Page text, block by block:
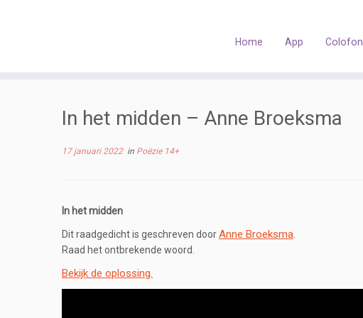
Home App Colofon
In het midden – Anne Broeksma
17 januari 2022in Poëzie 14+
In het midden
Dit raadgedicht is geschreven doorAnne Broeksma
Raad het ontbrekende woord.
Bekijk de oplossing.